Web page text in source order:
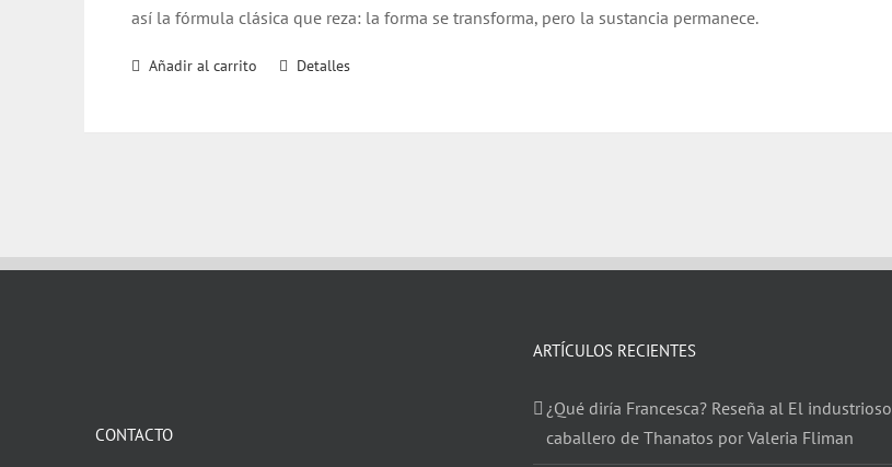
así la fórmula clásica que reza: la forma se transforma, pero la sustancia permanece.
Añadir al carrito Detalles
CONTACTO
ARTÍCULOS RECIENTES
¿Qué diría Francesca? Reseña al El industrioso
caballero de Thanatos por Valeria Fliman